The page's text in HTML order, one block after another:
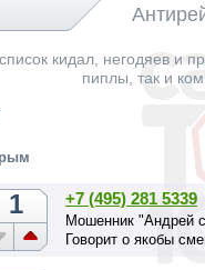
кидал, негодяев и
пиплы, так и
1 +7 (495) 281 5339
Мошенник "Андрей
Говорит о якобы